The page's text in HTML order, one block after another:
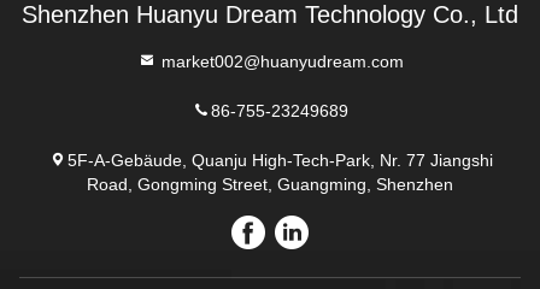
Shenzhen Huanyu Dream Technology Co., Ltd
market002@huanyudream.com
86-755-23249689
5F-A-Gebäude, Quanju High-Tech-Park, Nr. 77 Jiangshi
Road, Gongming Street, Guangming, Shenzhen